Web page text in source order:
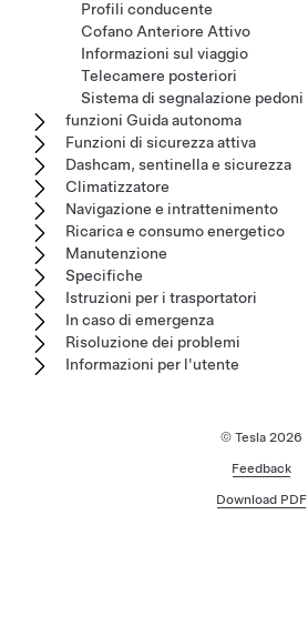
Profili conducente
Cofano Anteriore Attivo
Informazioni sul viaggio
Telecamere posteriori
Sistema di segnalazione pedoni
funzioni Guida autonoma
Funzioni di sicurezza attiva
Dashcam, sentinella e sicurezza
Climatizzatore
Navigazione e intrattenimento
Ricarica e consumo energetico
Manutenzione
Specifiche
Istruzioni per i trasportatori
In caso di emergenza
Risoluzione dei problemi
Informazioni per l'utente
© Tesla 2026
Feedback
Download PDF